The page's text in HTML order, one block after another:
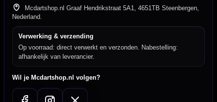
Mcdartshop.nl Graaf Hendrikstraat 5A1, 4651TB Steenbergen,
Nederland.
Verwerking & verzending
Op voorraad: direct verwerkt en verzonden. Nabestelling:
afhankelijk van leverancier.
Wil je Mcdartshop.nl volgen?